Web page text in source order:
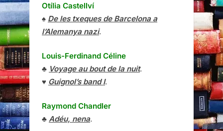
Otília Castellví
♠ De les txeques de Barcelona a
l’Alemanya nazi.
Louis-Ferdinand Céline
♣ Voyage au bout de la nuit.
♥ Guignol’s band I.
Raymond Chandler
♣ Adéu, nena.